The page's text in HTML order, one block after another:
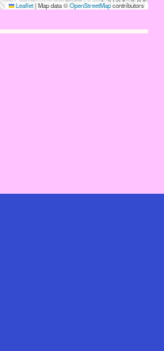
Leaflet|Map data ©OpenStreetMapcontributors